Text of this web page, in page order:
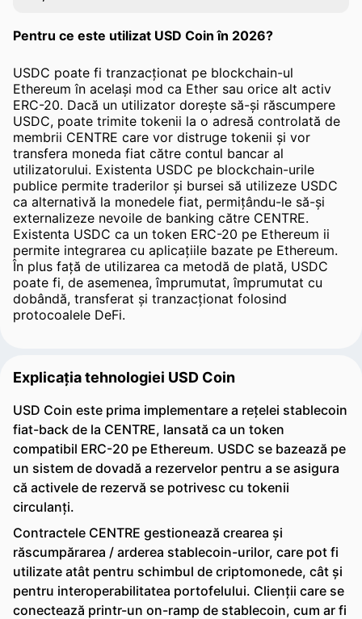
Pentru ce este utilizat USD Coin în 2026?
USDC poate fi tranzacționat pe blockchain-ul
Ethereum în același mod ca Ether sau orice alt activ
ERC-20. Dacă un utilizator dorește să-și răscumpere
USDC, poate trimite tokenii la o adresă controlată de
membrii CENTRE care vor distruge tokenii și vor
transfera moneda fiat către contul bancar al
utilizatorului. Existenta USDC pe blockchain-urile
publice permite traderilor și bursei să utilizeze USDC
ca alternativă la monedele fiat, permițându-le să-și
externalizeze nevoile de banking către CENTRE.
Existenta USDC ca un token ERC-20 pe Ethereum ii
permite integrarea cu aplicațiile bazate pe Ethereum.
În plus față de utilizarea ca metodă de plată, USDC
poate fi, de asemenea, împrumutat, împrumutat cu
dobândă, transferat și tranzacționat folosind
protocoalele DeFi.
Explicația tehnologiei USD Coin
USD Coin este prima implementare a rețelei stablecoin
fiat-back de la CENTRE, lansată ca un token
compatibil ERC-20 pe Ethereum. USDC se bazează pe
un sistem de dovadă a rezervelor pentru a se asigura
că activele de rezervă se potrivesc cu tokenii
circulanți.
Contractele CENTRE gestionează crearea și
răscumpărarea / arderea stablecoin-urilor, care pot fi
utilizate atât pentru schimbul de criptomonede, cât și
pentru interoperabilitatea portofelului. Clienții care se
conectează printr-un on-ramp de stablecoin, cum ar fi